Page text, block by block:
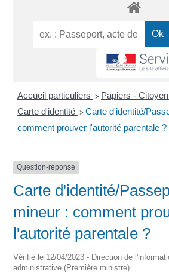
Accueil particuliers > Papiers -
Carte d'identité > Carte d'identité/
comment prouver l'autorité parentale ?
Question-réponse
Carte d'identité/
mineur : comment
l'autorité parentale ?
Vérifié le 12/04/2023 - Direction de
administrative (Première ministre)